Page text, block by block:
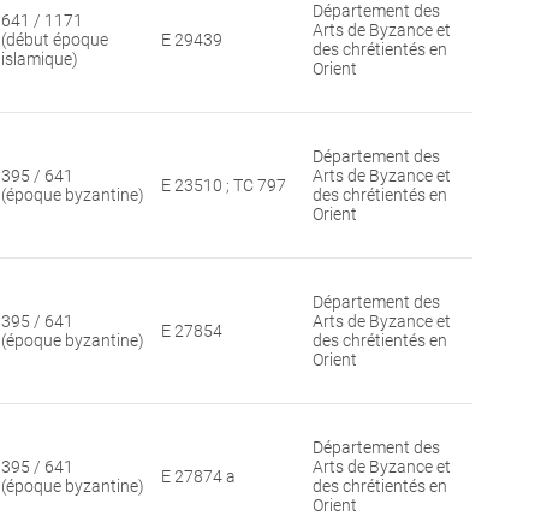
641 / 1171
(début époque
islamique)
E 29439
Département des
Arts de Byzance et
des chrétientés en
Orient
395 / 641
(époque byzantine)
E 23510 ; TC 797
Département des
Arts de Byzance et
des chrétientés en
Orient
395 / 641
(époque byzantine)
E 27854
Département des
Arts de Byzance et
des chrétientés en
Orient
395 / 641
(époque byzantine)
E 27874 a
Département des
Arts de Byzance et
des chrétientés en
Orient